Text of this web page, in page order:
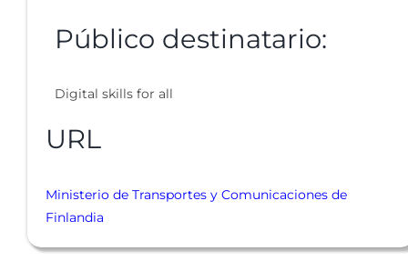
Público destinatario:
Digital skills for all
URL
Ministerio de Transportes y Comunicaciones de
Finlandia